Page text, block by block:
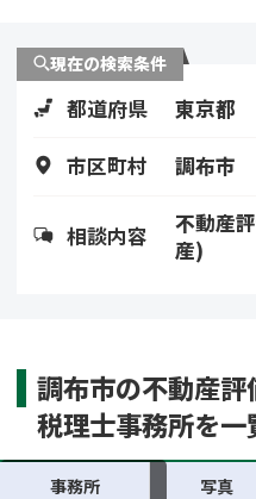
現在の検索条件
都道府県 東京都
市区町村 調布市
相談内容
不動産
産)
調布市の不動産
税理士事務所を一
事務所 写真